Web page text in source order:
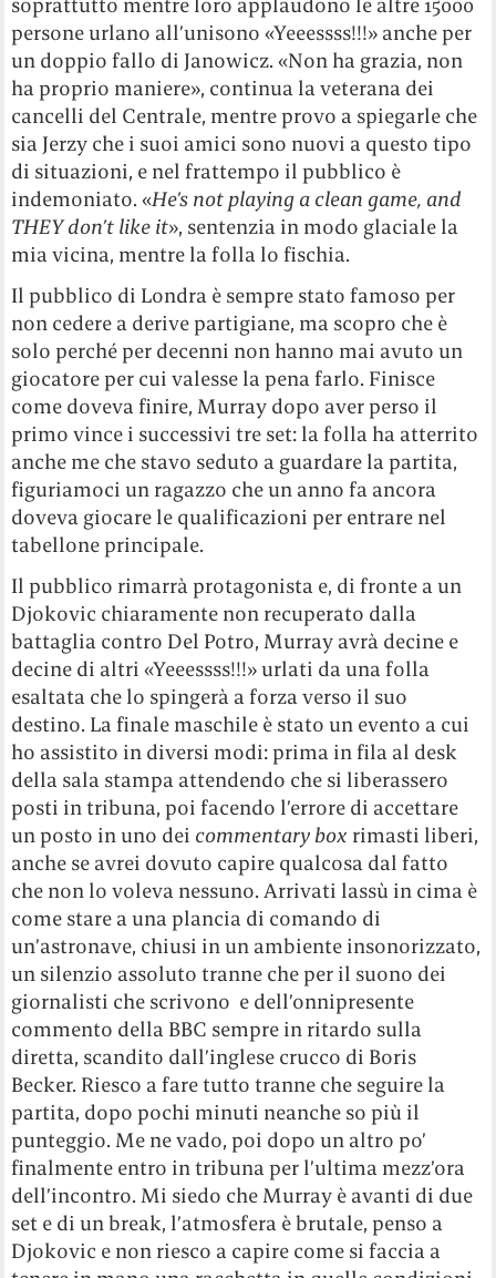
persone urlano all’unisono «Yeeessss!!!» anche per
un doppio fallo di Janowicz. «Non ha grazia, non
ha proprio maniere», continua la veterana dei
cancelli del Centrale, mentre provo a spiegarle che
sia Jerzy che i suoi amici sono nuovi a questo tipo
di situazioni, e nel frattempo il pubblico è
indemoniato. «He’s not playing a clean game, and
THEY don’t like it», sentenzia in modo glaciale la
mia vicina, mentre la folla lo fischia.
Il pubblico di Londra è sempre stato famoso per
non cedere a derive partigiane, ma scopro che è
solo perché per decenni non hanno mai avuto un
giocatore per cui valesse la pena farlo. Finisce
come doveva finire, Murray dopo aver perso il
primo vince i successivi tre set: la folla ha atterrito
anche me che stavo seduto a guardare la partita,
figuriamoci un ragazzo che un anno fa ancora
doveva giocare le qualificazioni per entrare nel
tabellone principale.
Il pubblico rimarrà protagonista e, di fronte a un
Djokovic chiaramente non recuperato dalla
battaglia contro Del Potro, Murray avrà decine e
decine di altri «Yeeessss!!!» urlati da una folla
esaltata che lo spingerà a forza verso il suo
destino. La finale maschile è stato un evento a cui
ho assistito in diversi modi: prima in fila al desk
della sala stampa attendendo che si liberassero
posti in tribuna, poi facendo l’errore di accettare
un posto in uno dei commentary box rimasti liberi,
anche se avrei dovuto capire qualcosa dal fatto
che non lo voleva nessuno. Arrivati lassù in cima è
come stare a una plancia di comando di
un’astronave, chiusi in un ambiente insonorizzato,
un silenzio assoluto tranne che per il suono dei
giornalisti che scrivono e dell’onnipresente
commento della BBC sempre in ritardo sulla
diretta, scandito dall’inglese crucco di Boris
Becker. Riesco a fare tutto tranne che seguire la
partita, dopo pochi minuti neanche so più il
punteggio. Me ne vado, poi dopo un altro po’
finalmente entro in tribuna per l’ultima mezz’ora
dell’incontro. Mi siedo che Murray è avanti di due
set e di un break, l’atmosfera è brutale, penso a
Djokovic e non riesco a capire come si faccia a